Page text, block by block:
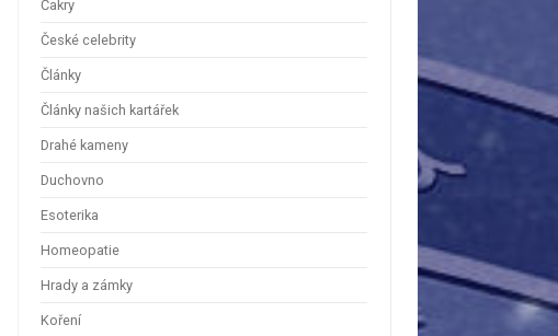
Čakry
České celebrity
Články
Články našich kartářek
Drahé kameny
Duchovno
Esoterika
Homeopatie
Hrady a zámky
Koření